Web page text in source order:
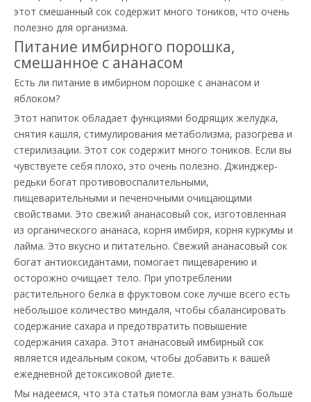
этот смешанный сок содержит много тоников, что очень
полезно для организма.
Питание имбирного порошка,
смешанное с ананасом
Есть ли питание в имбирном порошке с ананасом и
яблоком?
Этот напиток обладает функциями бодрящих желудка,
снятия кашля, стимулирования метаболизма, разогрева и
стерилизации. Этот сок содержит много тоников. Если вы
чувствуете себя плохо, это очень полезно. Джинджер-
редьки богат противовоспалительными,
пищеварительными и печеночными очищающими
свойствами. Это свежий ананасовый сок, изготовленная
из органического ананаса, корня имбиря, корня куркумы и
лайма. Это вкусно и питательно. Свежий ананасовый сок
богат антиоксидантами, помогает пищеварению и
осторожно очищает тело. При употреблении
растительного белка в фруктовом соке лучше всего есть
небольшое количество миндаля, чтобы сбалансировать
содержание сахара и предотвратить повышение
содержания сахара. Этот ананасовый имбирный сок
является идеальным соком, чтобы добавить к вашей
ежедневной детоксиковой диете.
Мы надеемся, что эта статья помогла вам узнать больше